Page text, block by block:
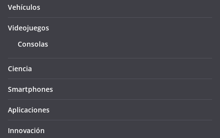
Vehículos
Videojuegos
Consolas
Ciencia
Smartphones
Aplicaciones
Innovación